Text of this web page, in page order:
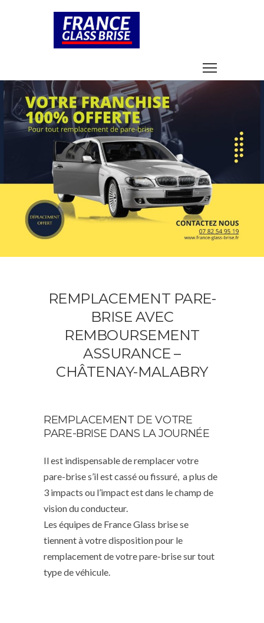
REMPLACEMENT PARE-
BRISE AVEC
REMBOURSEMENT
ASSURANCE –
CHÂTENAY-MALABRY
REMPLACEMENT DE VOTRE
PARE-BRISE DANS LA JOURNÉE
Il est indispensable de remplacer votre
pare-brise s’il est cassé ou fissuré, a plus de
3 impacts ou l’impact est dans le champ de
vision du conducteur.
Les équipes de France Glass brise se
tiennent à votre disposition pour le
remplacement de votre pare-brise sur tout
type de véhicule.